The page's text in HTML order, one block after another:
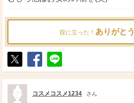
役に立った！ ありがとう
ポ
ス
ト
シ
ェ
送
る
コスメコスメ1234 さん